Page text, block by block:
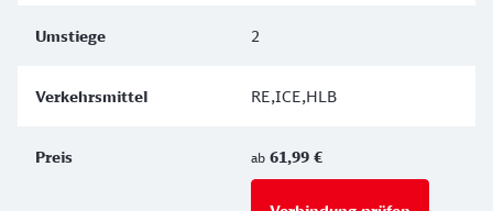
2
RE,ICE,HLB
ab 61,99 €